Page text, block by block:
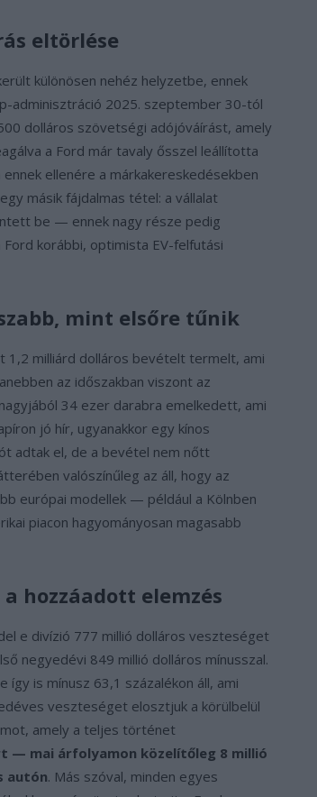
eltörlése
különösen nehéz helyzetbe, ennek
adminisztráció 2025. szeptember 30-tól
dolláros szövetségi adójóváírást, amely
a Ford már tavaly ősszel leállította
ellenére a márkakereskedésekben
másik fájdalmas tétel: a vállalat
be — ennek nagy része pedig
korábbi, optimista EV-felfutási
mint elsőre tűnik
1,2 milliárd dolláros bevételt termelt, ami
az időszakban viszont az
34 ezer darabra emelkedett, ami
jó hír, ugyanakkor egy kínos
adtak el, de a bevétel nem nőtt
valószínűleg az áll, hogy az
európai modellek — például a Kölnben
piacon hagyományosan magasabb
hozzáadott elemzés
e divízió 777 millió dolláros veszteséget
negyedévi 849 millió dolláros mínusszal.
is mínusz 63,1 százalékon áll, ami
veszteséget elosztjuk a körülbelül
amely a teljes történet
— mai árfolyamon közelítőleg 8 millió
autón. Más szóval, minden egyes